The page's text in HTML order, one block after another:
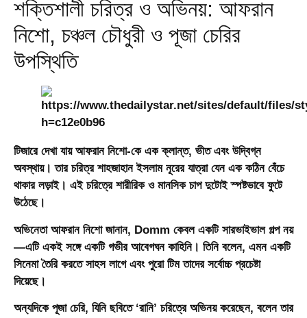
শক্তিশালী চরিত্র ও অভিনয়: আফরান
নিশো, চঞ্চল চৌধুরী ও পূজা চেরির
উপস্থিতি
টিজারে দেখা যায় আফরান নিশো-কে এক ক্লান্ত, ভীত এবং উদ্বিগ্ন
অবস্থায়। তার চরিত্র শাহজাহান ইসলাম নূরের যাত্রা যেন এক কঠিন বেঁচে
থাকার লড়াই। এই চরিত্রে শারীরিক ও মানসিক চাপ দুটোই স্পষ্টভাবে ফুটে
উঠেছে।
অভিনেতা আফরান নিশো জানান, Domm কেবল একটি সারভাইভাল গল্প নয়
—এটি একই সঙ্গে একটি গভীর আবেগঘন কাহিনি। তিনি বলেন, এমন একটি
সিনেমা তৈরি করতে সাহস লাগে এবং পুরো টিম তাদের সর্বোচ্চ প্রচেষ্টা
দিয়েছে।
অন্যদিকে পূজা চেরি, যিনি ছবিতে ‘রানি’ চরিত্রে অভিনয় করেছেন, বলেন তার